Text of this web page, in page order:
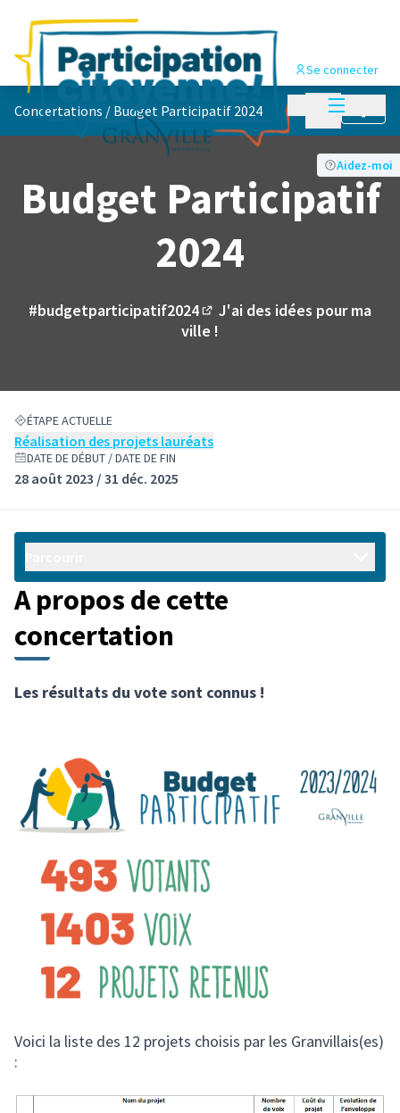
Menu
Se connecter
Concertations / Budget Participatif 2024 Menu Suivre
Aidez-moi
Budget Participatif
2024
#budgetparticipatif2024
(Lien externe)
J'ai des idées pour ma
ville !
ÉTAPE ACTUELLE
Réalisation des projets lauréats
DATE DE DÉBUT / DATE DE FIN
28 août 2023 / 31 déc. 2025
A propos de cette
concertation
Les résultats du vote sont connus !
Voici la liste des 12 projets choisis par les Granvillais(es)
: